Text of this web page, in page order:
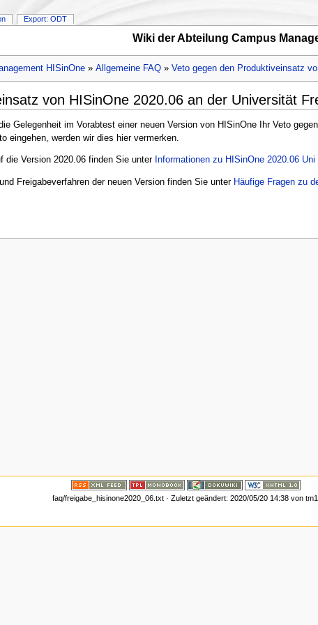
Wiki der Abteilung Campus
HISinOne» Allgemeine FAQ» Veto gegen den Produktiveinsatz
von HISinOne 2020.06 an der Universität
Gelegenheit im Vorabtest einer neuen Version von HISinOne Ihr Veto
eingehen, werden wir dies hier vermerken.
die Version 2020.06 finden Sie unter Informationen zu HISinOne 2020.06 Uni
Freigabeverfahren der neuen Version finden Sie unter Häufige Fragen zu
Export: ODT
faq/freigabe_hisinone2020_06.txt · Zuletzt geändert:2020/05/20 14:38 von